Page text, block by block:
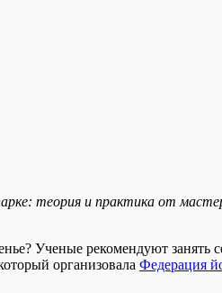
теория и практика от
Ученые рекомендуют
организовала Федерация